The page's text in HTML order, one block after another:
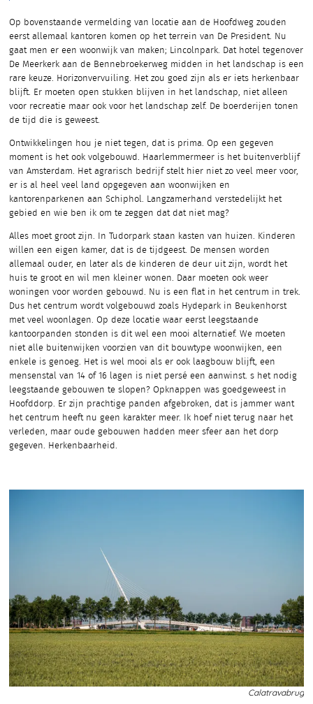
Op bovenstaande vermelding van locatie aan de Hoofdweg zouden
eerst allemaal kantoren komen op het terrein van De President. Nu
gaat men er een woonwijk van maken; Lincolnpark. Dat hotel tegenover
De Meerkerk aan de Bennebroekerweg midden in het landschap is een
rare keuze. Horizonvervuiling. Het zou goed zijn als er iets herkenbaar
blijft. Er moeten open stukken blijven in het landschap, niet alleen
voor recreatie maar ook voor het landschap zelf. De boerderijen tonen
de tijd die is geweest.
Ontwikkelingen hou je niet tegen, dat is prima. Op een gegeven
moment is het ook volgebouwd. Haarlemmermeer is het buitenverblijf
van Amsterdam. Het agrarisch bedrijf stelt hier niet zo veel meer voor,
er is al heel veel land opgegeven aan woonwijken en
kantorenparkenen aan Schiphol. Langzamerhand verstedelijkt het
gebied en wie ben ik om te zeggen dat dat niet mag?
Alles moet groot zijn. In Tudorpark staan kasten van huizen. Kinderen
willen een eigen kamer, dat is de tijdgeest. De mensen worden
allemaal ouder, en later als de kinderen de deur uit zijn, wordt het
huis te groot en wil men kleiner wonen. Daar moeten ook weer
woningen voor worden gebouwd. Nu is een flat in het centrum in trek.
Dus het centrum wordt volgebouwd zoals Hydepark in Beukenhorst
met veel woonlagen. Op deze locatie waar eerst leegstaande
kantoorpanden stonden is dit wel een mooi alternatief. We moeten
niet alle buitenwijken voorzien van dit bouwtype woonwijken, een
enkele is genoeg. Het is wel mooi als er ook laagbouw blijft, een
mensenstal van 14 of 16 lagen is niet persé een aanwinst. s het nodig
leegstaande gebouwen te slopen? Opknappen was goedgeweest in
Hoofddorp. Er zijn prachtige panden afgebroken, dat is jammer want
het centrum heeft nu geen karakter meer. Ik hoef niet terug naar het
verleden, maar oude gebouwen hadden meer sfeer aan het dorp
gegeven. Herkenbaarheid.
Calatravabrug